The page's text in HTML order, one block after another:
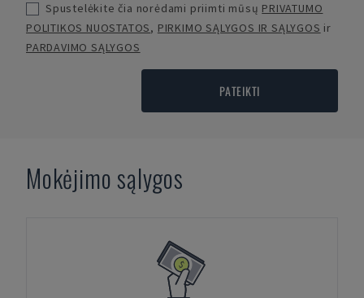
Spustelėkite čia norėdami priimti mūsų PRIVATUMO
POLITIKOS NUOSTATOS, PIRKIMO SĄLYGOS IR SĄLYGOS ir
PARDAVIMO SĄLYGOS
PATEIKTI
Mokėjimo sąlygos